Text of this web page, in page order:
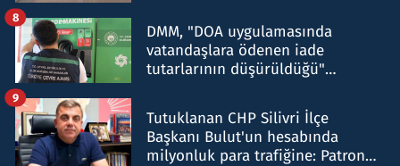
DMM, "DOA uygulamasında
vatandaşlara ödenen iade
tutarlarının düşürüldüğü"
8
Tutuklanan CHP Silivri İlçe
Başkanı Bulut'un hesabında
milyonluk para trafiğine: Patron
9